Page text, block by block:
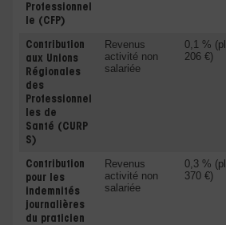
Professionnel
le (CFP)
Contribution
aux Unions
Régionales
des
Professionnel
les de
Santé (CURP
S)
Revenus
activité non
salariée
0,1 %
206 €)
Contribution
pour les
indemnités
journalières
du praticien
Revenus
activité non
salariée
0,3 %
370 €)